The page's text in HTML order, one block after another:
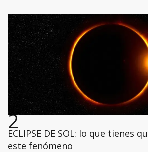
2
ECLIPSE DE SOL: lo que tienes
este fenómeno